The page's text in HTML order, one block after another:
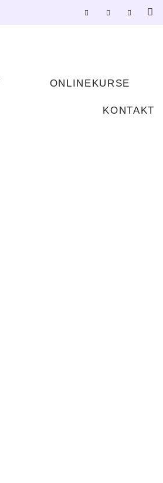
ONLINEKURSE
KONTAKT